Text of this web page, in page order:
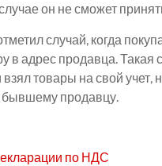
он не сможет
случай, когда
в адрес продавца. Такая
взял товары на свой
бывшему продавцу.
по НДС